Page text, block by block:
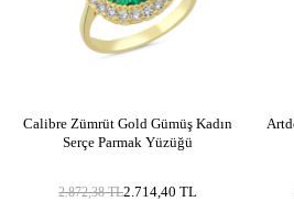
Calibre Zümrüt Gold Gümüş Kadın
Serçe Parmak Yüzüğü
2.872,38TL2.714,40 TL